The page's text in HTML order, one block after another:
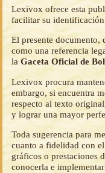
Lexivox ofrece esta
facilitar su
El presente documento,
como una referencia
laGaceta Oficial de
Lexivox procura
embargo, si encuentra
respecto al texto
y lograr una mayor
Toda sugerencia para
cuanto a fidelidad con
gráficos o prestaciones
conocerla e